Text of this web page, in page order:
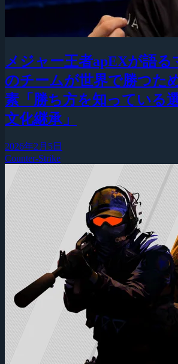
メジャー王者apEXが語る
のチームが世界で勝つた
素「勝ち方を知っている
文化継承」
2026年2月5日
Counter-Strike